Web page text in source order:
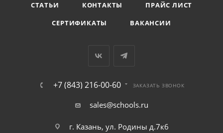
СТАТЬИ
КОНТАКТЫ
ПРАЙС ЛИСТ
СЕРТИФИКАТЫ
ВАКАНСИИ
+7 (843) 216-00-60 ЗАКАЗАТЬ ЗВОНОК
sales@schools.ru
г. Казань, ул. Родины д.7к6